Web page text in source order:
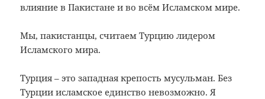
влияние в Пакистане и во всём Исламском мире.
Мы, пакистанцы, считаем Турцию лидером
Исламского мира.
Турция – это западная крепость мусульман. Без
Турции исламское единство невозможно. Я